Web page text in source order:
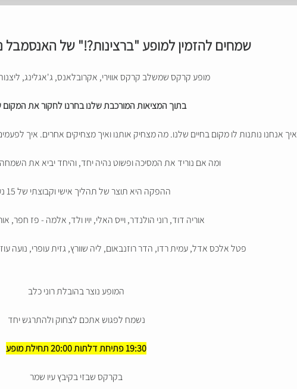
שמחים להזמין למופע "ברצינות?!" של האנסמבל
מופע קרקס שמשלב קרקס אווירי, אקרובלאנס, ג'אגלינג,
בתוך המציאות המורכבת שלנו בחרנו לחקור את
איך אנחנו נותנות לו מקום בחיים שלנו. מה מצחיק אותנו ואיך מצחיקים אחרים. איך
ומה אם נוריד את המסיכה ופשוט נהיה יחד, והיחד יביא את
ההפקה היא תוצר של תהליך אישי וקבוצתי של 15 נערות:
אוריה דוד, רוני הולנדר, וייס האלי, יויו ולד, אלמה - פז חפר,
פטל אלכס אדל, עמית רדו, הדר רוזנבאום, ליה שוורץ, גזית עופרי, נועה
המופע נוצר בהובלת רוני כלב
נשמח לפגוש אתכם לצחוק ולהתרגש יחד
19:30 פתיחת דלתות 20:00 תחילת מופע
בקרקס שבזי בקיבץ עיו שמר